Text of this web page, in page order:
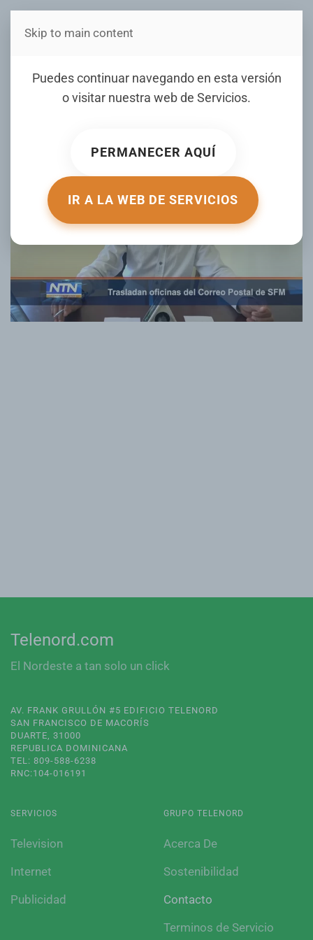
Estás en Telenord Medios
Puedes continuar navegando en esta versión
o visitar nuestra web de Servicios.
PERMANECER AQUÍ
IR A LA WEB DE SERVICIOS
Skip to main content
Trasladan oficinas del
Correo Postal de SFM.
Telenord.com
El Nordeste a tan solo un click
AV. FRANK GRULLÓN #5 EDIFICIO TELENORD
SAN FRANCISCO DE MACORÍS
DUARTE, 31000
REPUBLICA DOMINICANA
TEL: 809-588-6238
RNC:104-016191
SERVICIOS
Television
Internet
Publicidad
GRUPO TELENORD
Acerca De
Sostenibilidad
Contacto
Terminos de Servicio